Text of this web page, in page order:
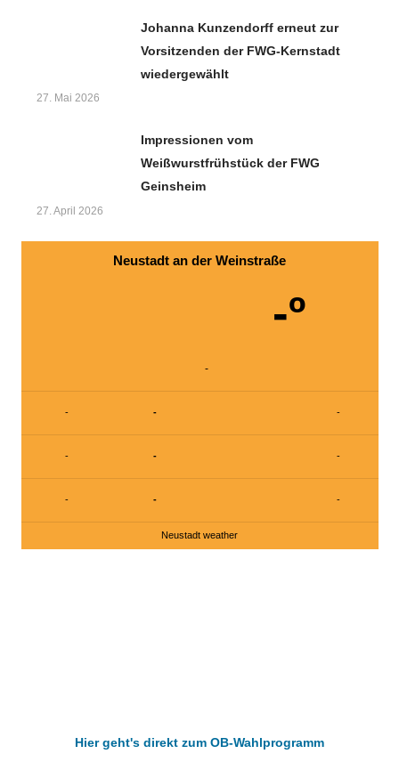
Johanna Kunzendorff erneut zur
Vorsitzenden der FWG-Kernstadt
wiedergewählt
27. Mai 2026
Impressionen vom
Weißwurstfrühstück der FWG
Geinsheim
27. April 2026
Neustadt an der Weinstraße
-º
-
- - -
- - -
- - -
Neustadt weather
Hier geht's direkt zum OB-Wahlprogramm